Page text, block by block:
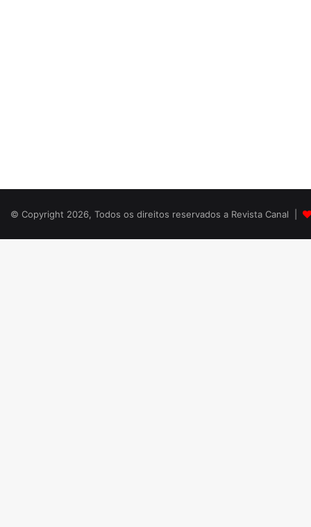
© Copyright 2026, Todos os direitos reservados a Revista Canal |